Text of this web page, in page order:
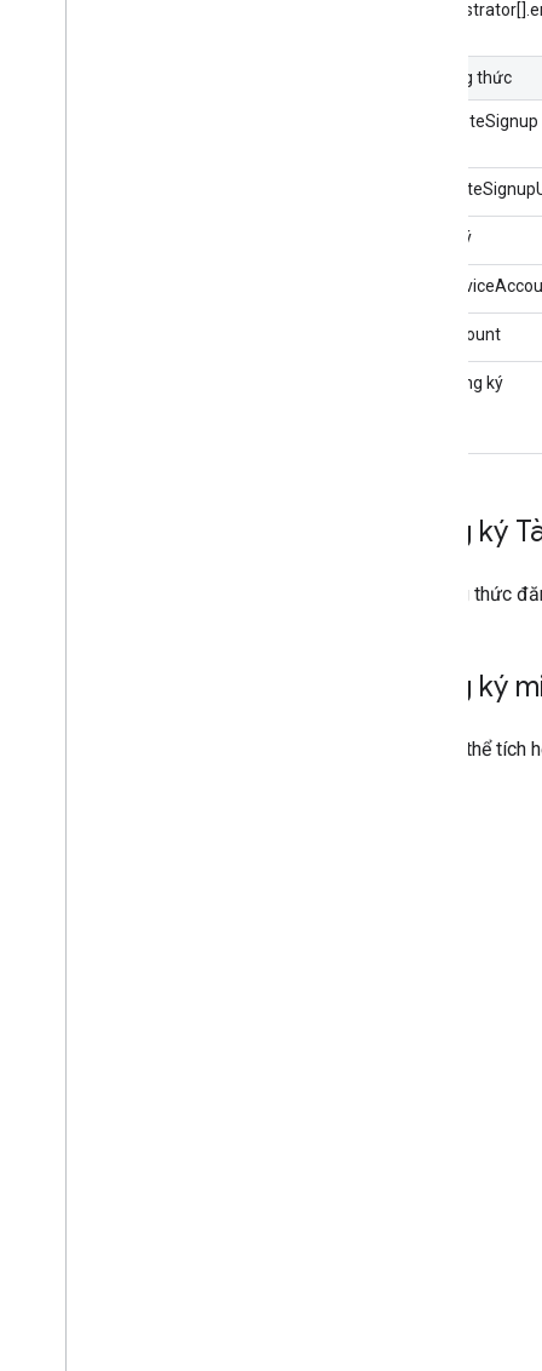
Phương thức
completeSignup
đăng ký
setAccount
hủy đăng ký
Đăng ký
Phương thức
Đăng ký
Bạn có thể tích